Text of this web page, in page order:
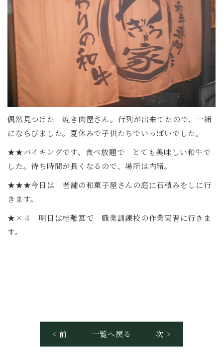
偶然見つけた 焼き肉屋さん。行列が出来てたので、一緒
にならびました。夏休みで子供たちでいっぱいでした。
★★バイキングです、食べ放題で とても美味しい和牛で
した。待ち時間が長くなるので、場所は内緒。
★★★今日は 老舗の和菓子屋さんの庭に石積みをしに行
きます。
★×４ 明日は桂離宮で 職業訓練校の作業実習に行きま
す。
< 前 一覧へ戻る 次 >